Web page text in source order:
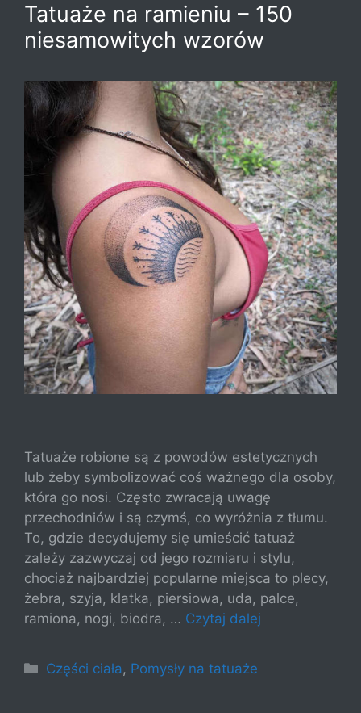
Tatuaże na ramieniu – 150
niesamowitych wzorów
Tatuaże robione są z powodów estetycznych
lub żeby symbolizować coś ważnego dla osoby,
która go nosi. Często zwracają uwagę
przechodniów i są czymś, co wyróżnia z tłumu.
To, gdzie decydujemy się umieścić tatuaż
zależy zazwyczaj od jego rozmiaru i stylu,
chociaż najbardziej popularne miejsca to plecy,
żebra, szyja, klatka, piersiowa, uda, palce,
ramiona, nogi, biodra, … Czytaj dalej
Kategorie
Części ciała, Pomysły na tatuaże